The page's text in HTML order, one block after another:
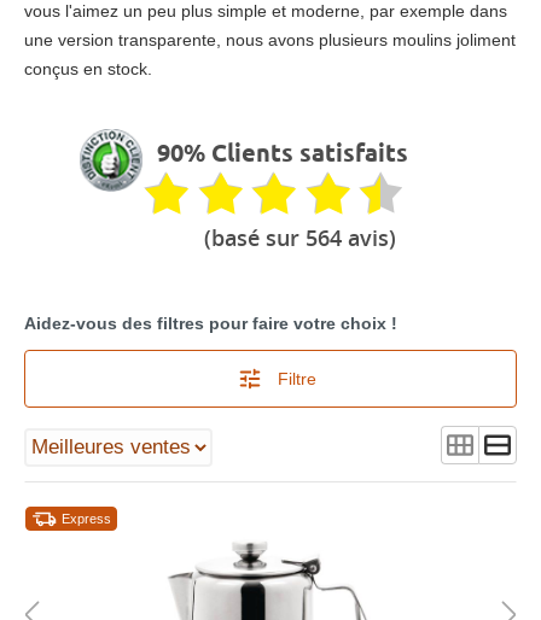
vous l'aimez un peu plus simple et moderne, par exemple dans
une version transparente, nous avons plusieurs moulins joliment
conçus en stock.
90% Clients satisfaits
(basé sur 564 avis)
Aidez-vous des filtres pour faire votre choix !
Filtre
Express